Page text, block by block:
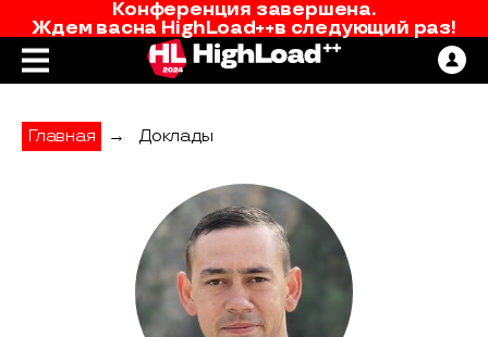
Конференция завершена.
Ждем васна HighLoad++в следующий раз!
Главная → Доклады